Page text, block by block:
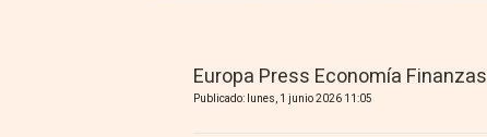
Europa Press Economía Finanzas
Publicado: lunes, 1 junio 2026 11:05